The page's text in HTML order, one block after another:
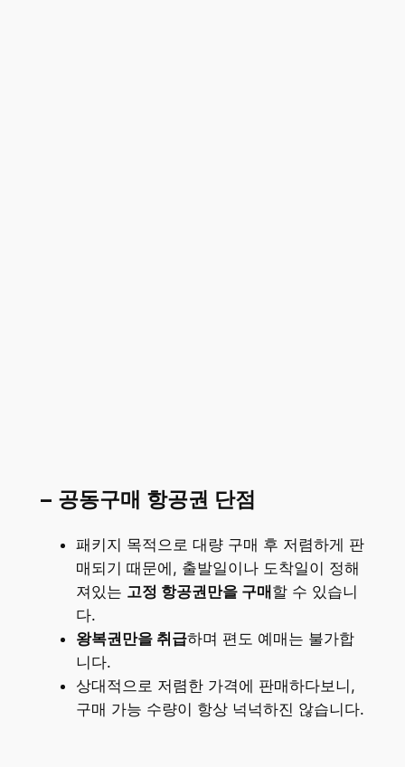
– 공동구매 항공권 단점
패키지 목적으로 대량 구매 후 저렴하게 판
매되기 때문에, 출발일이나 도착일이 정해
져있는 고정 항공권만을 구매 할 수 있습니
다.
왕복권만을 취급하며 편도 예매는 불가합
니다.
상대적으로 저렴한 가격에 판매하다보니,
구매 가능 수량이 항상 넉넉하진 않습니다.